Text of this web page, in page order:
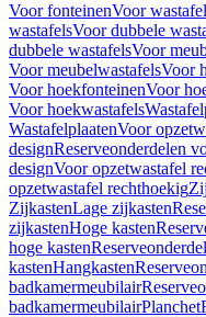
Voor fonteinenVoor
wastafelsVoor dubbele
dubbele wastafelsVoor
Voor meubelwastafelsVoor
Voor hoekfonteinenVoor
Voor hoekwastafels
WastafelplaatenVoor
designReserveonderdelen
designVoor opzetwastafel
opzetwastafel rechthoekig
ZijkastenLage zijkasten
zijkastenHoge kasten
hoge kasten
kastenHangkasten
badkamermeubilair
badkamermeubilairPlanchet